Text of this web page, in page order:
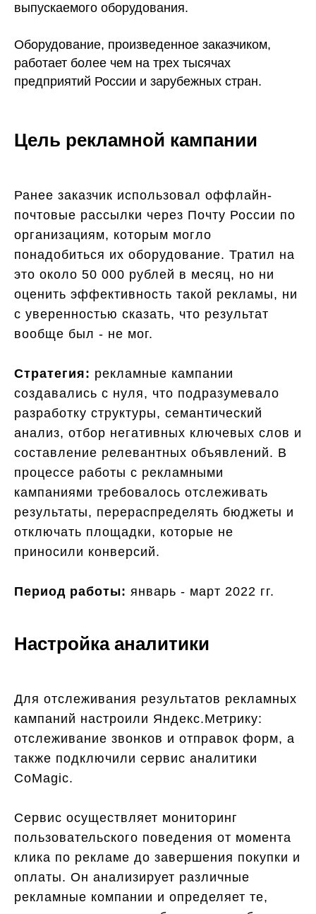
выпускаемого оборудования.
Оборудование, произведенное заказчиком,
работает более чем на трех тысячах
предприятий России и зарубежных стран.
Цель рекламной кампании
Ранее заказчик использовал оффлайн-
почтовые рассылки через Почту России по
организациям, которым могло
понадобиться их оборудование. Тратил на
это около 50 000 рублей в месяц, но ни
оценить эффективность такой рекламы, ни
с уверенностью сказать, что результат
вообще был - не мог.
Стратегия: рекламные кампании
создавались с нуля, что подразумевало
разработку структуры, семантический
анализ, отбор негативных ключевых слов и
составление релевантных объявлений. В
процессе работы с рекламными
кампаниями требовалось отслеживать
результаты, перераспределять бюджеты и
отключать площадки, которые не
приносили конверсий.
Период работы: январь - март 2022 гг.
Настройка аналитики
Для отслеживания результатов рекламных
кампаний настроили Яндекс.Метрику:
отслеживание звонков и отправок форм, а
также подключили сервис аналитики
CoMagic.
Сервис осуществляет мониторинг
пользовательского поведения от момента
клика по рекламе до завершения покупки и
оплаты. Он анализирует различные
рекламные компании и определяет те,